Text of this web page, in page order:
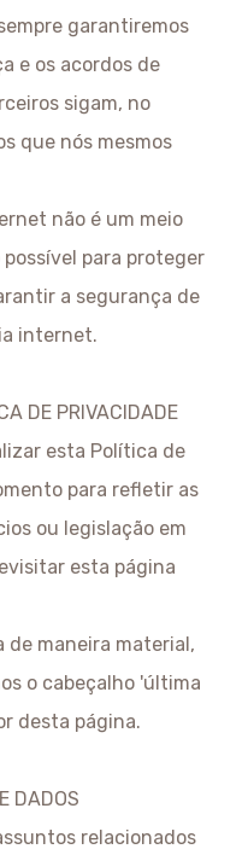
garantiremos
e os acordos de
sigam, no
que nós mesmos
não é um meio
para proteger
a segurança de
internet.
DE PRIVACIDADE
esta Política de
para refletir as
ou legislação em
esta página
de maneira material,
o cabeçalho 'última
desta página.
DADOS
relacionados